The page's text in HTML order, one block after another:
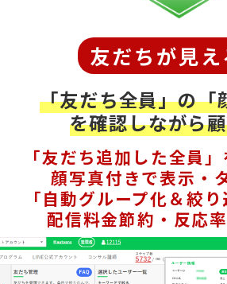
友だちが見え
「友だち全員」の「
を確認しながら
「友だち追加した全員」
顔写真付きで表示・
「自動グループ化＆絞
配信料金節約・反応